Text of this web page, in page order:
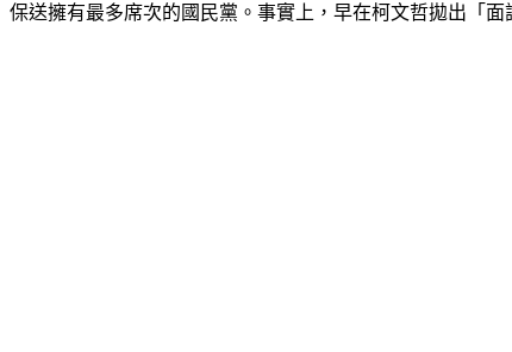
保送擁有最多席次的國民黨。事實上，早在柯文哲拋出「